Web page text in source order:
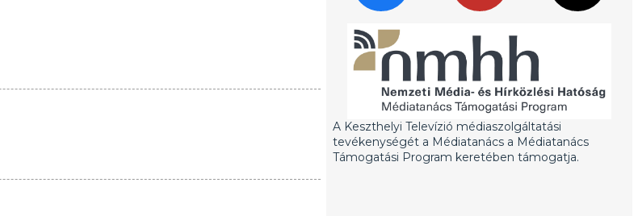
A Keszthelyi Televízió médiaszolgáltatási
tevékenységét a Médiatanács a Médiatanács
Támogatási Program keretében támogatja.